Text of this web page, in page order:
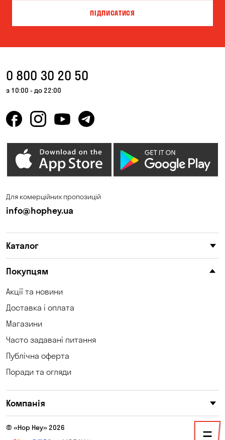
ПІДПИСАТИСЯ
0 800 30 20 50
з 10:00 - до 22:00
Для комерційних пропозицій
info@hophey.ua
Каталог
Покупцям
Акції та новини
Доставка і оплата
Магазини
Часто задавані питання
Публічна оферта
Поради та огляди
Компанія
© «Hop Hey» 2026